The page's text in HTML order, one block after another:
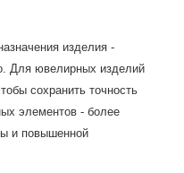
изделия -
Для ювелирных изделий
сохранить точность
элементов - более
и повышенной